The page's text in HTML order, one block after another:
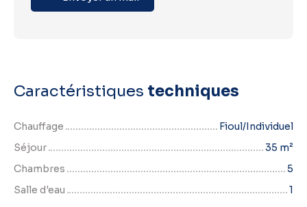
Caractéristiques techniques
Chauffage
Fioul/Individuel
Séjour
35 m²
Chambres
5
Salle d'eau
1